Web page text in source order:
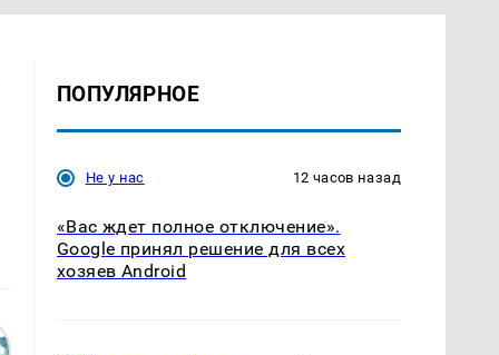
ПОПУЛЯРНОЕ
Не у нас 12 часов назад
«Вас ждет полное отключение».
Google принял решение для всех
хозяев Android